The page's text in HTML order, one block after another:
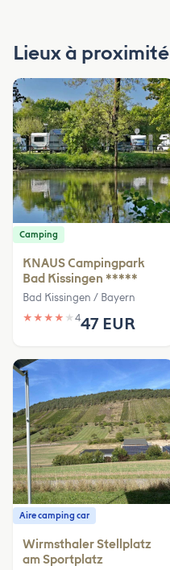
Lieux à proximité
Camping
KNAUS Campingpark
Bad Kissingen *****
Bad Kissingen / Bayern
★ ★ ★ ★ ★ 447 EUR
Aire camping car
Wirmsthaler Stellplatz
am Sportplatz